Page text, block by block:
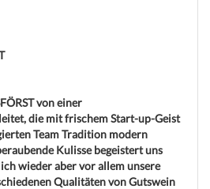
von einer
die mit frischem Start-up-Geist
Team Tradition modern
Kulisse begeistert uns
wieder aber vor allem unsere
Qualitäten von Gutswein